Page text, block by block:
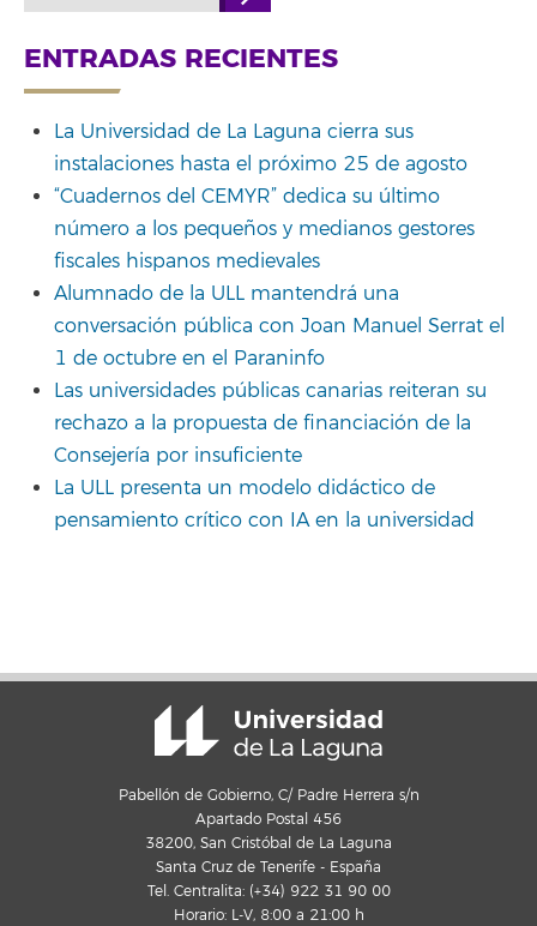
ENTRADAS RECIENTES
La Universidad de La Laguna cierra sus
instalaciones hasta el próximo 25 de agosto
“Cuadernos del CEMYR” dedica su último
número a los pequeños y medianos gestores
fiscales hispanos medievales
Alumnado de la ULL mantendrá una
conversación pública con Joan Manuel Serrat el
1 de octubre en el Paraninfo
Las universidades públicas canarias reiteran su
rechazo a la propuesta de financiación de la
Consejería por insuficiente
La ULL presenta un modelo didáctico de
pensamiento crítico con IA en la universidad
Pabellón de Gobierno, C/ Padre Herrera s/n
Apartado Postal 456
38200, San Cristóbal de La Laguna
Santa Cruz de Tenerife - España
Tel. Centralita: (+34) 922 31 90 00
Horario: L-V, 8:00 a 21:00 h